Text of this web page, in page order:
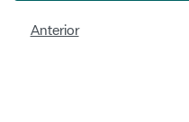
Anterior